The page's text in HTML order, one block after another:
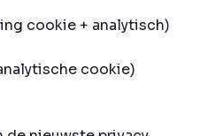
cookie + analytisch)
cookie)